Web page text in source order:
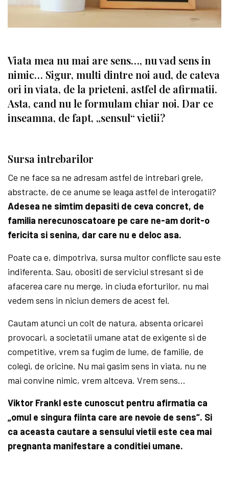
Viata mea nu mai are sens…, nu vad sens in
nimic… Sigur, multi dintre noi aud, de cateva
ori in viata, de la prieteni, astfel de afirmatii.
Asta, cand nu le formulam chiar noi. Dar ce
inseamna, de fapt, „sensul“ vietii?
Sursa intrebarilor
Ce ne face sa ne adresam astfel de intrebari grele,
abstracte, de ce anume se leaga astfel de interogatii?
Adesea ne simtim depasiti de ceva concret, de
familia nerecunoscatoare pe care ne-am dorit-o
fericita si seni­na, dar care nu e deloc asa.
Poate ca e, dimpotriva, sursa multor conflicte sau este
indiferenta. Sau, obositi de serviciul stresant si de
afacerea care nu merge, in ciuda eforturilor, nu mai
vedem sens in niciun demers de acest fel.
Cautam atunci un colt de natura, absenta oricarei
provocari, a societatii umane atat de exigente si de
competitive, vrem sa fugim de lume, de familie, de
colegi, de oricine. Nu mai gasim sens in viata, nu ne
mai convine nimic, vrem altceva. Vrem sens…
Viktor Frankl este cunoscut pentru afirmatia ca
„omul e singura fiinta care are nevoie de sens“. Si
ca aceasta cautare a sensului vietii este cea mai
pregnanta manifestare a conditiei umane.